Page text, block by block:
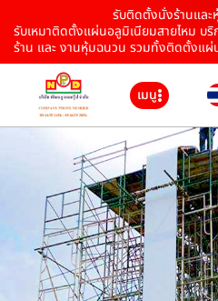
รับติดตั้งนั่งร้านแล
รับเหมาติดตั้งแผ่นอลูมิเนียมสายไหม บริ
ร้าน และ งานหุ้มฉนวน รวมทั้งติดตั้งแผ่
เมนู